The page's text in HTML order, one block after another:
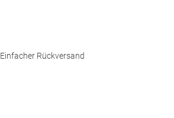
Einfacher Rückversand